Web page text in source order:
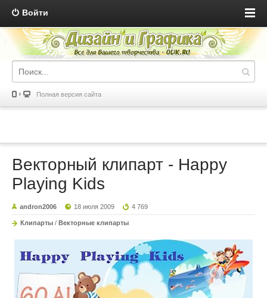
Войти
Полная версия сайта
Векторный клипарт - Happy
Playing Kids
andron2006 18 июля 2009 4 769
Клипарты / Векторные клипарты